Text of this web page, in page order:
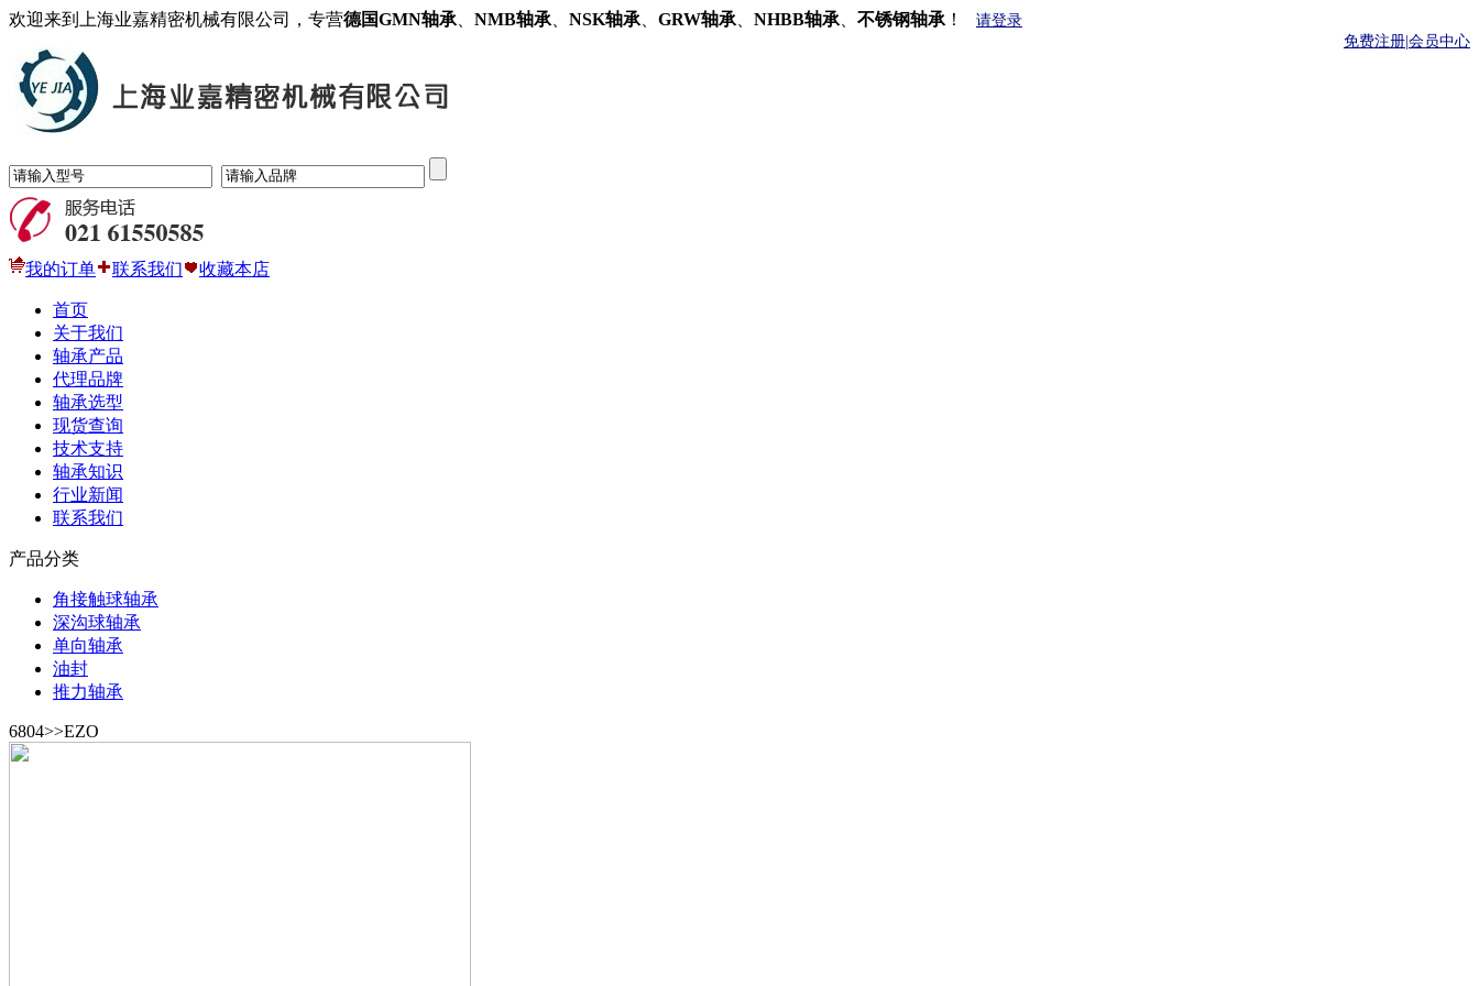
欢迎来到上海业嘉精密机械有限公司，专营德国GMN轴承 NMB轴承 NSK轴承 GRW轴承 NHBB轴承 不锈钢轴承 ！
请登录
免费注册| 会员中心
我的订单 联系我们 收藏本店
首页
关于我们
轴承产品
代理品牌
轴承选型
现货查询
技术支持
轴承知识
行业新闻
联系我们
产品分类
角接触球轴承
深沟球轴承
单向轴承
油封
推力轴承
6804>>EZO